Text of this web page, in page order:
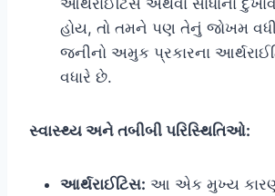
હોય, તો તમને પણ તેનું જોખમ
જનીનો અમુક પ્રકારના
વધારે છે.
સ્વાસ્થ્ય અને તબીબી પરિસ્થિતિઓ:
આર્થરાઈટિસ: આ એક મુખ્ય